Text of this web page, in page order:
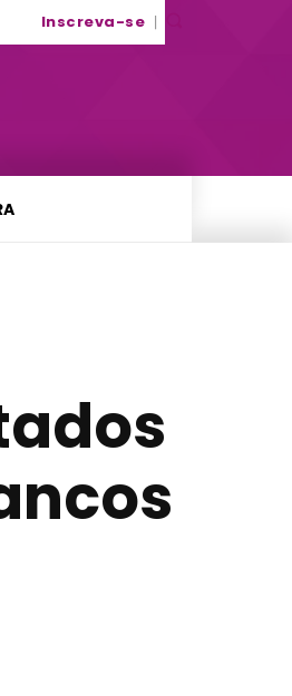
Inscreva-se